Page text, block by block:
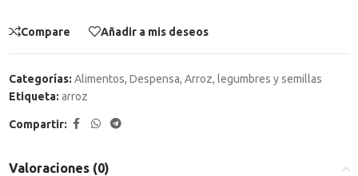
Compare Añadir a mis deseos
Categorías: Alimentos, Despensa, Arroz, legumbres y semillas
Etiqueta: arroz
Compartir:
Valoraciones (0)